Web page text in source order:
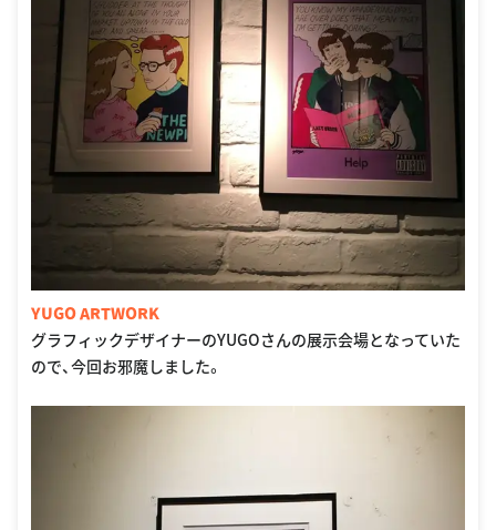
YUGO ARTWORK
グラフィックデザイナーのYUGOさんの展示会場となっていた
ので、今回お邪魔しました。